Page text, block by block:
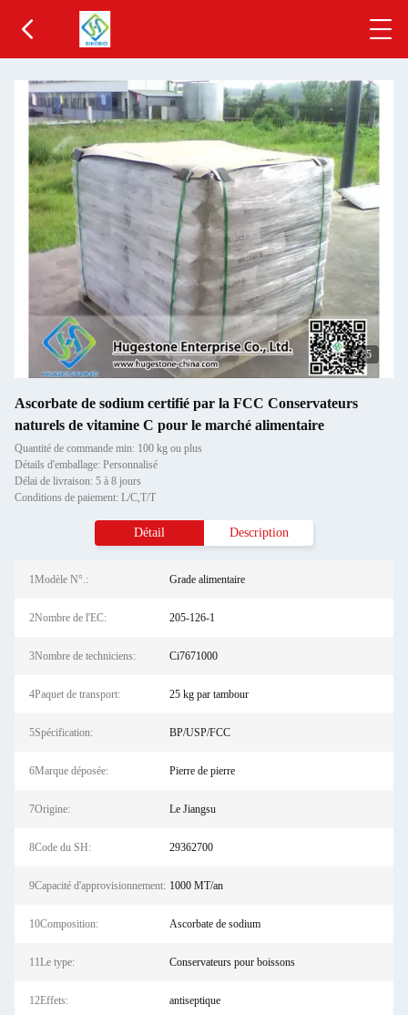
2/5
Ascorbate de sodium certifié par la FCC Conservateurs
naturels de vitamine C pour le marché alimentaire
Quantité de commande min: 100 kg ou plus
Détails d'emballage: Personnalisé
Délai de livraison: 5 à 8 jours
Conditions de paiement: L/C,T/T
Détail Description
1Modèle N°.: Grade alimentaire
2Nombre de l'EC: 205-126-1
3Nombre de techniciens: Ci7671000
4Paquet de transport: 25 kg par tambour
5Spécification: BP/USP/FCC
6Marque déposée: Pierre de pierre
7Origine: Le Jiangsu
8Code du SH: 29362700
9Capacité d'approvisionnement: 1000 MT/an
10Composition: Ascorbate de sodium
11Le type: Conservateurs pour boissons
12Effets: antiseptique